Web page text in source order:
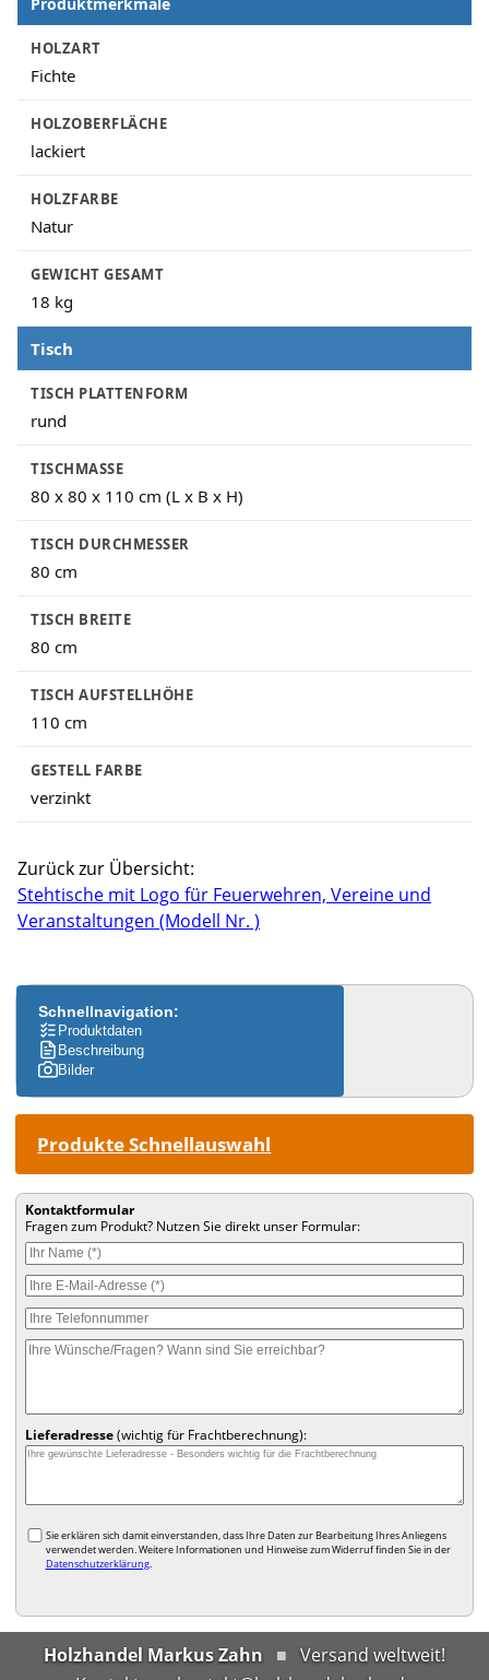
HOLZART
Fichte
HOLZOBERFLÄCHE
lackiert
HOLZFARBE
Natur
GEWICHT GESAMT
18 kg
Tisch
TISCH PLATTENFORM
rund
TISCHMASSE
80 x 80 x 110 cm (L x B x H)
TISCH DURCHMESSER
80 cm
TISCH BREITE
80 cm
TISCH AUFSTELLHÖHE
110 cm
GESTELL FARBE
verzinkt
Zurück zur Übersicht:
Stehtische mit Logo für Feuerwehren, Vereine und
Veranstaltungen (Modell Nr. )
Schnellnavigation:
Produktdaten
Beschreibung
Bilder
Produkte Schnellauswahl
Kontaktformular
Fragen zum Produkt? Nutzen Sie direkt unser Formular:
Lieferadresse(wichtig für Frachtberechnung):
Sie erklären sich damit einverstanden, dass Ihre Daten zur Bearbeitung Ihres Anliegens
verwendet werden. Weitere Informationen und Hinweise zum Widerruf finden Sie in der
Datenschutzerklärung.
Holzhandel Markus Zahn
Versand weltweit!